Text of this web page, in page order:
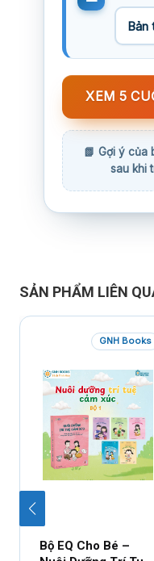
XEM 5
SẢN PHẨM LIÊN
GNH Books
Bộ EQ Cho Bé –